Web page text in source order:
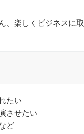
、楽しくビジネスに
たい
させたい
ど